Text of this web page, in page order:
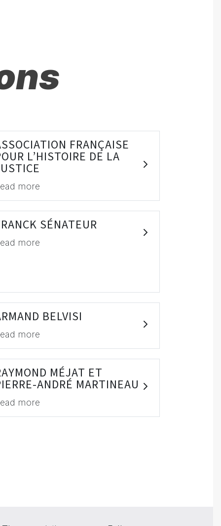
FRANÇAISE
L’HISTOIRE DE LA
more
SÉNATEUR
more
BELVISI
more
MÉJAT ET
ANDRÉ MARTINEAU
more